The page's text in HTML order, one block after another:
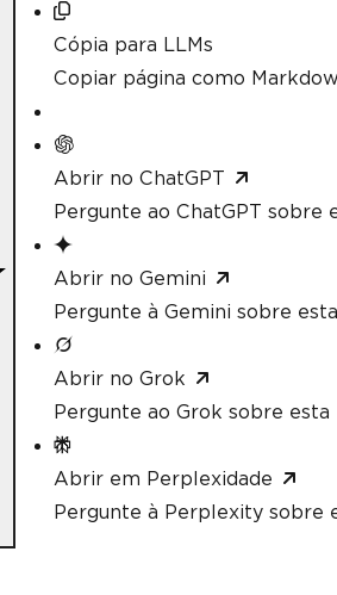
Cópia para LLMs
Copiar página como
Abrir no ChatGPT
Pergunte ao ChatGPT sobre
Abrir no Gemini
Pergunte à Gemini sobre
Abrir no Grok
Pergunte ao Grok sobre esta
Abrir em Perplexidade
Pergunte à Perplexity sobre